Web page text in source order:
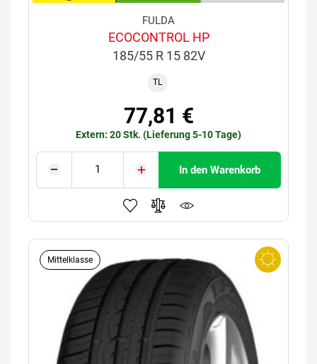
FULDA
ECOCONTROL HP
185/55 R 15 82V
TL
77,81 €
Extern: 20 Stk. (Lieferung 5-10 Tage)
In den Warenkorb
Mittelklasse